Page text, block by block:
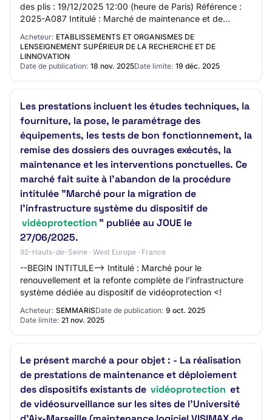
des plis : 19/12/2025 12:00 (heure de Paris) Référence :
2025-A087 Intitulé : Marché de maintenance et de
Acheteur: ETABLISSEMENTS ET ORGANISMES DE
LENSEIGNEMENT SUPÉRIEUR DE LA RECHERCHE ET DE
LINNOVATION
Date de publication: 18 nov. 2025Date limite: 19 déc. 2025
Les prestations incluent les études techniques, la
fourniture, la pose, le paramétrage des
équipements, les tests de bon fonctionnement, la
remise des dossiers des ouvrages exécutés, la
maintenance et les interventions ponctuelles. Ce
marché fait suite à l'abandon de la procédure
intitulée "Marché pour la migration de
l'infrastructure système du dispositif de
vidéoprotection " publiée au JOUE le
27/06/2025.
92-Hauts-de-Seine · West Europe · France
--BEGIN INTITULE--> Intitulé : Marché pour le
renouvellement et la refonte complète de l’infrastructure
système dédiée au dispositif de vidéoprotection <!
Acheteur: SEMMARISDate de publication: 9 oct. 2025
Date limite: 21 nov. 2025
Le présent marché a pour objet : - La réalisation
de prestations de maintenance et déploiement
des dispositifs existants de vidéoprotection et
de vidéosurveillance sur les sites de l’Université